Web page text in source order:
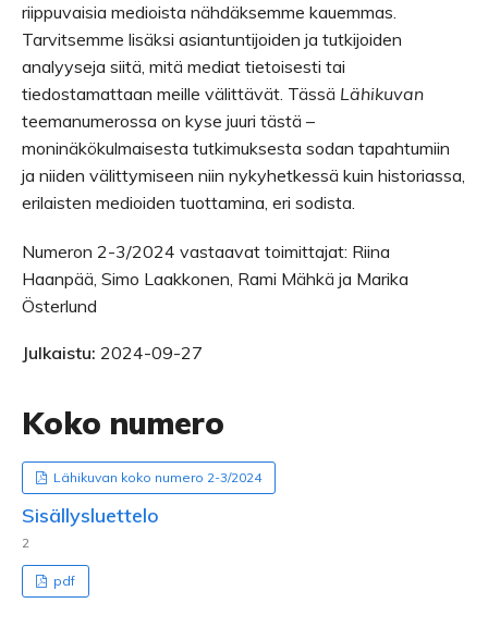
riippuvaisia medioista nähdäksemme kauemmas.
Tarvitsemme lisäksi asiantuntijoiden ja tutkijoiden
analyyseja siitä, mitä mediat tietoisesti tai
tiedostamattaan meille välittävät. Tässä Lähikuvan
teemanumerossa on kyse juuri tästä –
moninäkökulmaisesta tutkimuksesta sodan tapahtumiin
ja niiden välittymiseen niin nykyhetkessä kuin historiassa,
erilaisten medioiden tuottamina, eri sodista.
Numeron 2-3/2024 vastaavat toimittajat: Riina
Haanpää, Simo Laakkonen, Rami Mähkä ja Marika
Österlund
Julkaistu: 2024-09-27
Koko numero
Lähikuvan koko numero 2-3/2024
Sisällysluettelo
2
pdf